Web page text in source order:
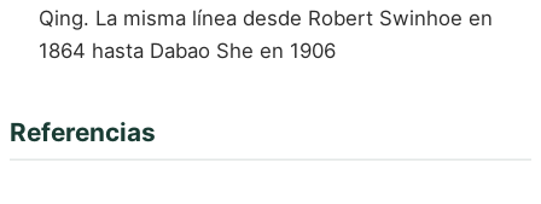
Qing. La misma línea desde Robert Swinhoe en
1864 hasta Dabao She en 1906
Referencias